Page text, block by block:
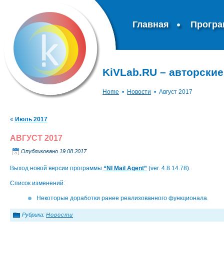
Главная
KiVLab.RU –
Home • Новости • Август 2017
« Июль 2017
АВГУСТ 2017
Опубликовано 19.08.2017
Выход новой версии программы “NI Mail Agent” (ver. 4.8.14.78).
Список изменений:
Некоторые доработки ранее реализованного функционала.
Рубрика: Новости